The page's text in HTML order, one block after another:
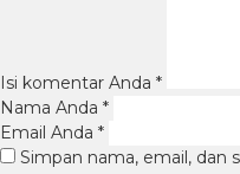
Isi komentar Anda *
Nama Anda *
Email Anda *
Simpan nama, email, dan